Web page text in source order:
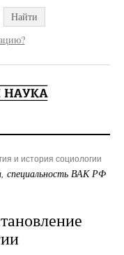
Найти
и история социологии
специальность ВАК РФ